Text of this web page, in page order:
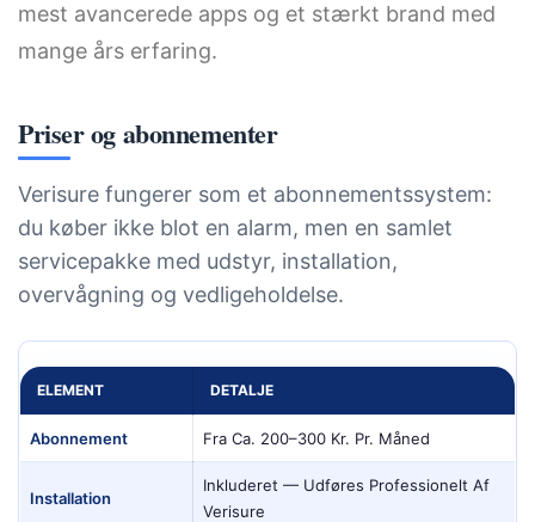
mest avancerede apps og et stærkt brand med
mange års erfaring.
Priser og abonnementer
Verisure fungerer som et abonnementssystem:
du køber ikke blot en alarm, men en samlet
servicepakke med udstyr, installation,
overvågning og vedligeholdelse.
ELEMENT DETALJE
Abonnement Fra Ca. 200–300 Kr. Pr. Måned
Installation
Inkluderet — Udføres Professionelt Af
Verisure